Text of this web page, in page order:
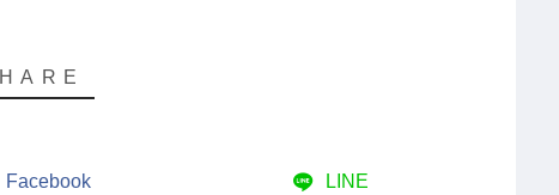
Facebook LINE